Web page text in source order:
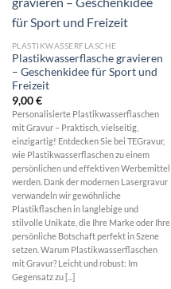
PLASTIKWASSERFLASCHE
Plastikwasserflasche gravieren
– Geschenkidee für Sport und
Freizeit
9,00€
Personalisierte Plastikwasserflaschen
mit Gravur – Praktisch, vielseitig,
einzigartig! Entdecken Sie bei TEGravur,
wie Plastikwasserflaschen zu einem
persönlichen und effektiven Werbemittel
werden. Dank der modernen Lasergravur
verwandeln wir gewöhnliche
Plastikflaschen in langlebige und
stilvolle Unikate, die Ihre Marke oder Ihre
persönliche Botschaft perfekt in Szene
setzen. Warum Plastikwasserflaschen
mit Gravur? Leicht und robust: Im
Gegensatz zu [...]